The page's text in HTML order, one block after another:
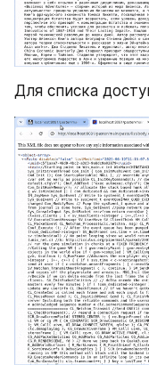
Для списка